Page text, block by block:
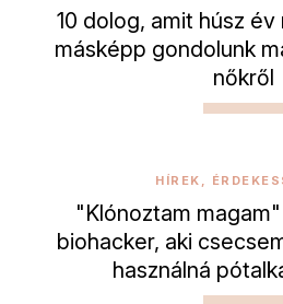
10 dolog, amit húsz
másképp gondolunk
nőkről
HÍREK,
"Klónoztam
biohacker, aki
használná